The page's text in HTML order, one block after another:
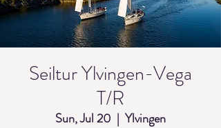
Seiltur Ylvingen-Vega
T/R
Sun, Jul 20
  |
Ylvingen